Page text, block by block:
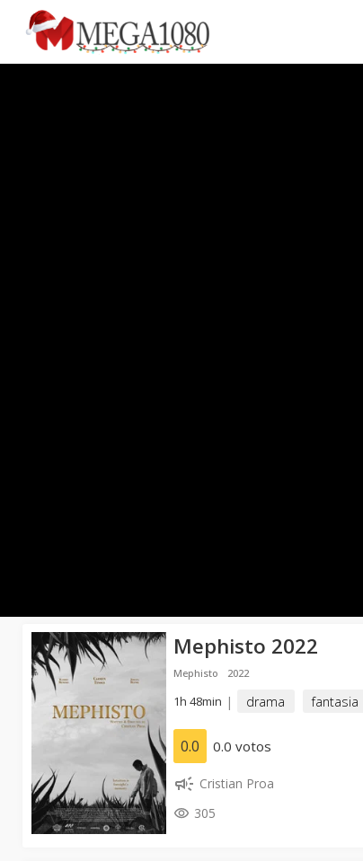
Mephisto 2022
Mephisto 2022
1h 48min | drama fantasia
0.0 0.0 votos
Cristian Proa
305